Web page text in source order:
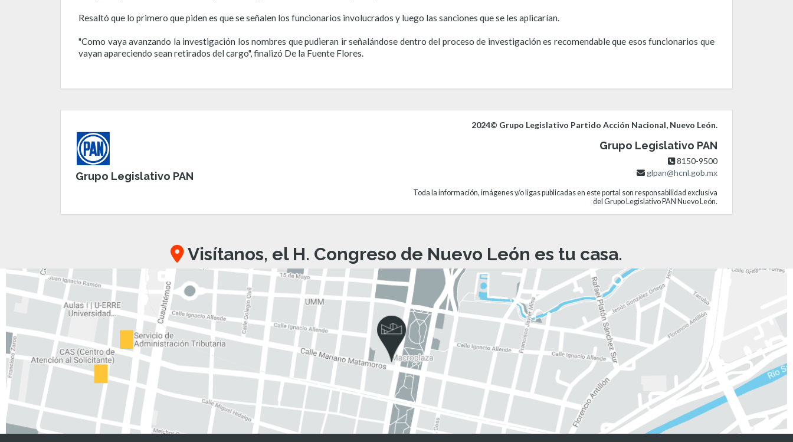
Resaltó que lo primero que piden es que se señalen los funcionarios involucrados y luego las sanciones que se les aplicarían.
"Como vaya avanzando la investigación los nombres que pudieran ir señalándose dentro del proceso de investigación es recomendable que esos funcionarios que
vayan apareciendo sean retirados del cargo", finalizó De la Fuente Flores.
Grupo Legislativo PAN
2024© Grupo Legislativo Partido Acción Nacional, Nuevo León.
Grupo Legislativo PAN
8150-9500
glpan@hcnl.gob.mx
Toda la información, imágenes y/o ligas publicadas en este portal son responsabilidad exclusiva
del Grupo Legislativo PAN Nuevo León.
Visítanos, el H. Congreso de Nuevo León es tu casa.